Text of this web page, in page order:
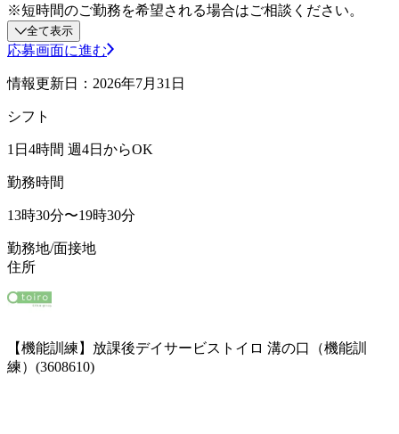
※短時間のご勤務を希望される場合はご相談ください。
全て表示
応募画面に進む
情報更新日：2026年7月31日
シフト
1日4時間 週4日からOK
勤務時間
13時30分〜19時30分
勤務地/面接地
住所
【機能訓練】放課後デイサービストイロ 溝の口（機能訓
練）(3608610)